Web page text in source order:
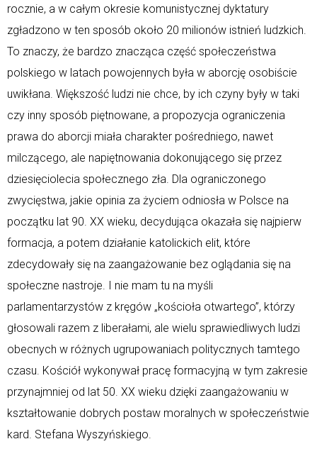
rocznie, a w całym okresie komunistycznej dyktatury
zgładzono w ten sposób około 20 milionów istnień ludzkich.
To znaczy, że bardzo znacząca część społeczeństwa
polskiego w latach powojennych była w aborcję osobiście
uwikłana. Większość ludzi nie chce, by ich czyny były w taki
czy inny sposób piętnowane, a propozycja ograniczenia
prawa do aborcji miała charakter pośredniego, nawet
milczącego, ale napiętnowania dokonującego się przez
dziesięciolecia społecznego zła. Dla ograniczonego
zwycięstwa, jakie opinia za życiem odniosła w Polsce na
początku lat 90. XX wieku, decydująca okazała się najpierw
formacja, a potem działanie katolickich elit, które
zdecydowały się na zaangażowanie bez oglądania się na
społeczne nastroje. I nie mam tu na myśli
parlamentarzystów z kręgów „kościoła otwartego”, którzy
głosowali razem z liberałami, ale wielu sprawiedliwych ludzi
obecnych w różnych ugrupowaniach politycznych tamtego
czasu. Kościół wykonywał pracę formacyjną w tym zakresie
przynajmniej od lat 50. XX wieku dzięki zaangażowaniu w
kształtowanie dobrych postaw moralnych w społeczeństwie
kard. Stefana Wyszyńskiego.